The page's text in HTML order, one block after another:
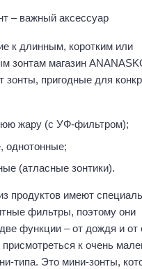
– важный аксессуар
к длинным, коротким или
зонтам магазин
зонты, пригодные для
жару (с УФ-фильтром);
однотонные;
(атласные зонтики).
продуктов имеют
фильтры, поэтому они
функции – от дождя и от
присмотреться к очень
типа. Это мини-зонты,